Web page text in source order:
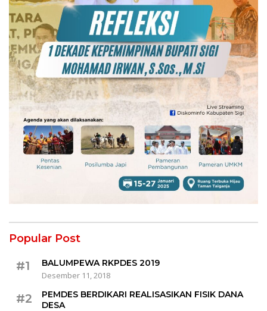
Popular Post
#1
BALUMPEWA RKPDES 2019
Desember 11, 2018
#2
PEMDES BERDIKARI REALISASIKAN FISIK DANA
DESA